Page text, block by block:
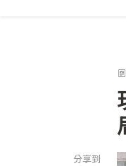
分享到